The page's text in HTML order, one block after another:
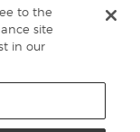
(ej från
to the
site
in our